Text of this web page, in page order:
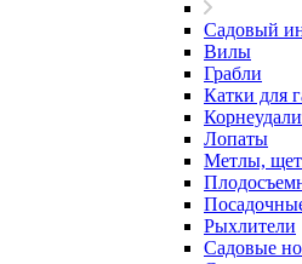
Садовый
Вилы
Грабли
Катки для
Лопаты
Метлы,
Рыхлители
Садовые